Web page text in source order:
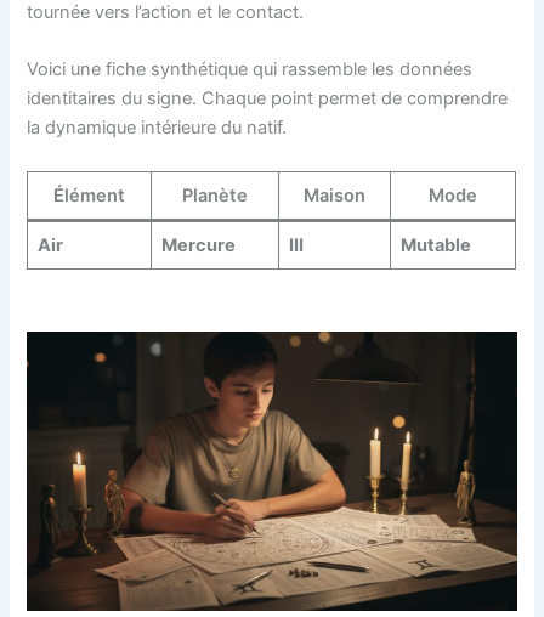
tournée vers l’action et le contact.
Voici une fiche synthétique qui rassemble les données
identitaires du signe. Chaque point permet de comprendre
la dynamique intérieure du natif.
Élément Planète Maison Mode
Air Mercure III Mutable